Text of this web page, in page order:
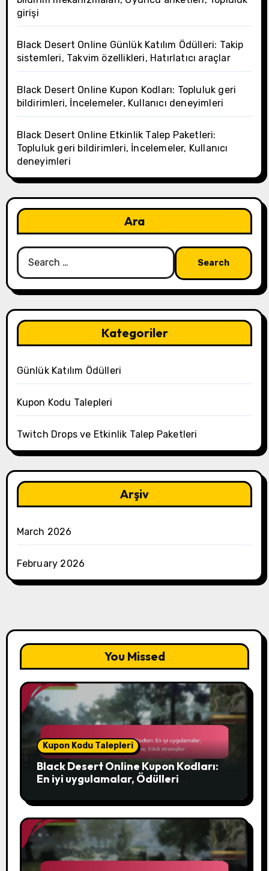
girişi
Black Desert Online Günlük Katılım Ödülleri: Takip
sistemleri, Takvim özellikleri, Hatırlatıcı araçlar
Black Desert Online Kupon Kodları: Topluluk geri
bildirimleri, İncelemeler, Kullanıcı deneyimleri
Black Desert Online Etkinlik Talep Paketleri:
Topluluk geri bildirimleri, İncelemeler, Kullanıcı
deneyimleri
Ara
Search
for:
Kategoriler
Günlük Katılım Ödülleri
Kupon Kodu Talepleri
Twitch Drops ve Etkinlik Talep Paketleri
Arşiv
March 2026
February 2026
You Missed
Kupon Kodu Talepleri
Black Desert Online Kupon Kodları:
En iyi uygulamalar, Ödülleri